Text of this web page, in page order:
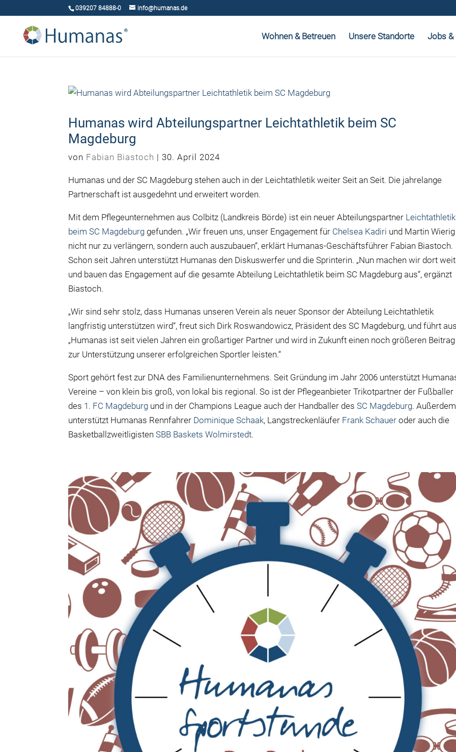
039207 84888-0 info@humanas.de
Wohnen & Betreuen Unsere Standorte Jobs &
Humanas wird Abteilungspartner Leichtathletik beim SC
Magdeburg
von Fabian Biastoch | 30. April 2024
Humanas und der SC Magdeburg stehen auch in der Leichtathletik weiter Seit an Seit. Die jahrelange
Partnerschaft ist ausgedehnt und erweitert worden.
Mit dem Pflegeunternehmen aus Colbitz (Landkreis Börde) ist ein neuer Abteilungspartner Leichtathletik
beim SC Magdeburg gefunden. „Wir freuen uns, unser Engagement für Chelsea Kadiri und Martin Wierig
nicht nur zu verlängern, sondern auch auszubauen“, erklärt Humanas-Geschäftsführer Fabian Biastoch.
Schon seit Jahren unterstützt Humanas den Diskuswerfer und die Sprinterin. „Nun machen wir dort
und bauen das Engagement auf die gesamte Abteilung Leichtathletik beim SC Magdeburg aus“, ergänzt
Biastoch.
„Wir sind sehr stolz, dass Humanas unseren Verein als neuer Sponsor der Abteilung Leichtathletik
langfristig unterstützen wird“, freut sich Dirk Roswandowicz, Präsident des SC Magdeburg, und führt
„Humanas ist seit vielen Jahren ein großartiger Partner und wird in Zukunft einen noch größeren Beitrag
zur Unterstützung unserer erfolgreichen Sportler leisten.“
Sport gehört fest zur DNA des Familienunternehmens. Seit Gründung im Jahr 2006 unterstützt
Vereine – von klein bis groß, von lokal bis regional. So ist der Pflegeanbieter Trikotpartner der Fußballer
des 1. FC Magdeburg und in der Champions League auch der Handballer desSC Magdeburg. Außerdem
unterstützt Humanas Rennfahrer Dominique Schaak, Langstreckenläufer Frank Schauer oder auch die
BasketballzweitligistenSBB Baskets Wolmirstedt.